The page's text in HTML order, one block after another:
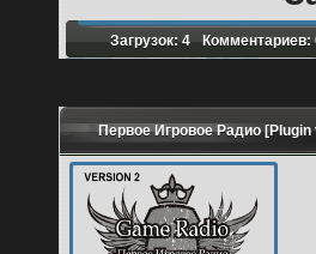
Загрузок: 4 Комментариев:
Первое Игровое Радио [Plugin